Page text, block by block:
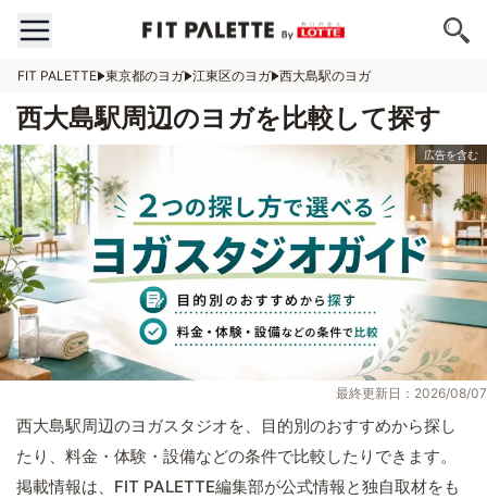
FIT PALETTE 東京都のヨガ 江東区のヨガ 西大島駅のヨガ
西大島駅周辺のヨガを比較して探す
最終更新日：2026/08/07
西大島駅周辺のヨガスタジオを、目的別のおすすめから探し
たり、料金・体験・設備などの条件で比較したりできます。
掲載情報は、FIT PALETTE編集部が公式情報と独自取材をも